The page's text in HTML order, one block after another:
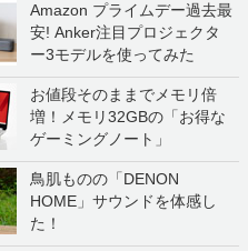
Amazon プライムデー過去最
安! Anker注目プロジェクタ
ー3モデルを使ってみた
お値段そのままでメモリ倍
増！メモリ32GBの「お得な
ゲーミングノート」
鳥肌ものの「DENON
HOME」サウンドを体感し
た！